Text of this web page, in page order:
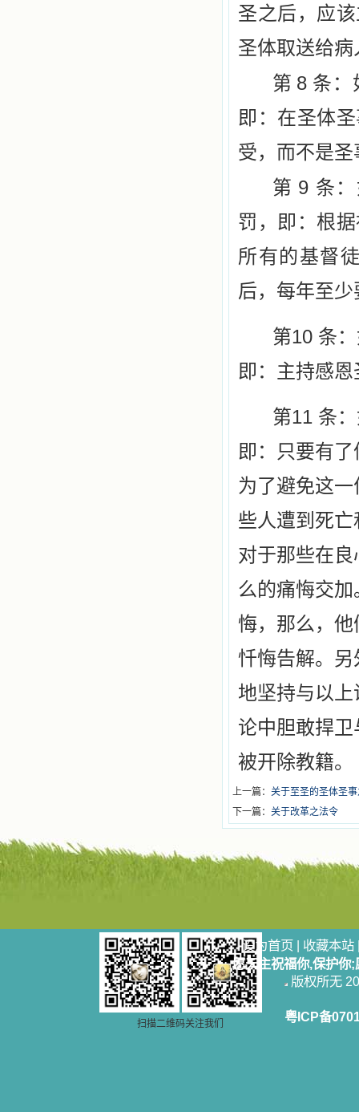
圣之后，应
圣体取送给
第 8 条：
即：在圣体
受，而不是
第 9 条
罚，即：根
所有的基督
后，每年至
第10 条
即：主持感恩
第11 条
即：只要有了
为了避免这
些人遭到死
对于那些在
么的痛悔交
悔，那么，
忏悔告解。
地坚持与以
论中胆敢捍
被开除教籍。
上一篇： 关于至圣的圣体圣
下一篇： 关于改革之法令
扫描二维码关注我们
设为首页 | 收藏本站
愿天主祝福你,保护你
版权所无
粤ICP备